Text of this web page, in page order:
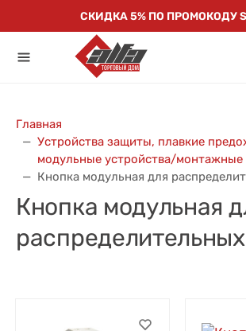
СКИДКА 5% ПО ПРОМОКОДУ
Главная
Устройства защиты, плавкие
модульные устройства/монтажные
Кнопка модульная для
Кнопка модульная